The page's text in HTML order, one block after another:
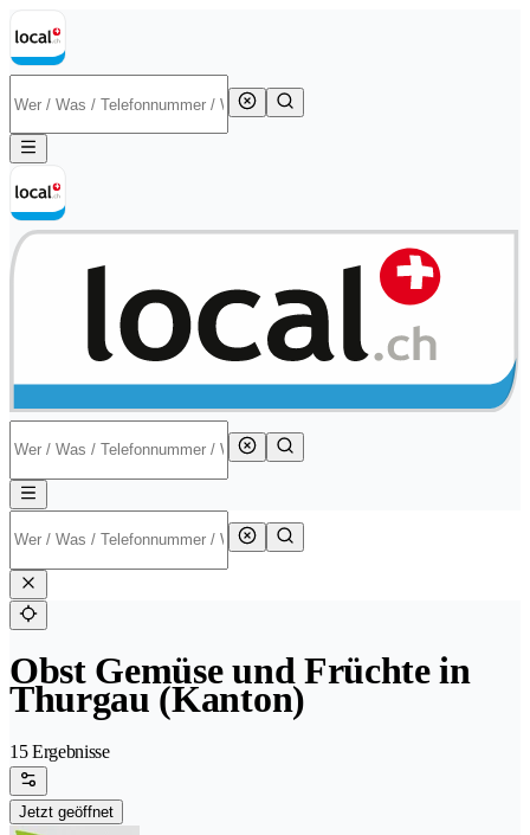
Obst Gemüse und Früchte in
Thurgau (Kanton)
15 Ergebnisse
Jetzt geöffnet